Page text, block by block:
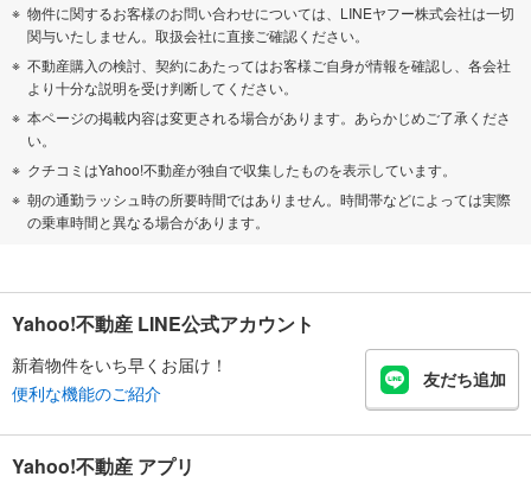
物件に関するお客様のお問い合わせについては、LINEヤフー株式会社は一切
関与いたしません。取扱会社に直接ご確認ください。
不動産購入の検討、契約にあたってはお客様ご自身が情報を確認し、各会社
より十分な説明を受け判断してください。
本ページの掲載内容は変更される場合があります。あらかじめご了承くださ
い。
クチコミはYahoo!不動産が独自で収集したものを表示しています。
朝の通勤ラッシュ時の所要時間ではありません。時間帯などによっては実際
の乗車時間と異なる場合があります。
Yahoo!不動産 LINE公式アカウント
新着物件をいち早くお届け！
便利な機能のご紹介
友だち追加
Yahoo!不動産 アプリ